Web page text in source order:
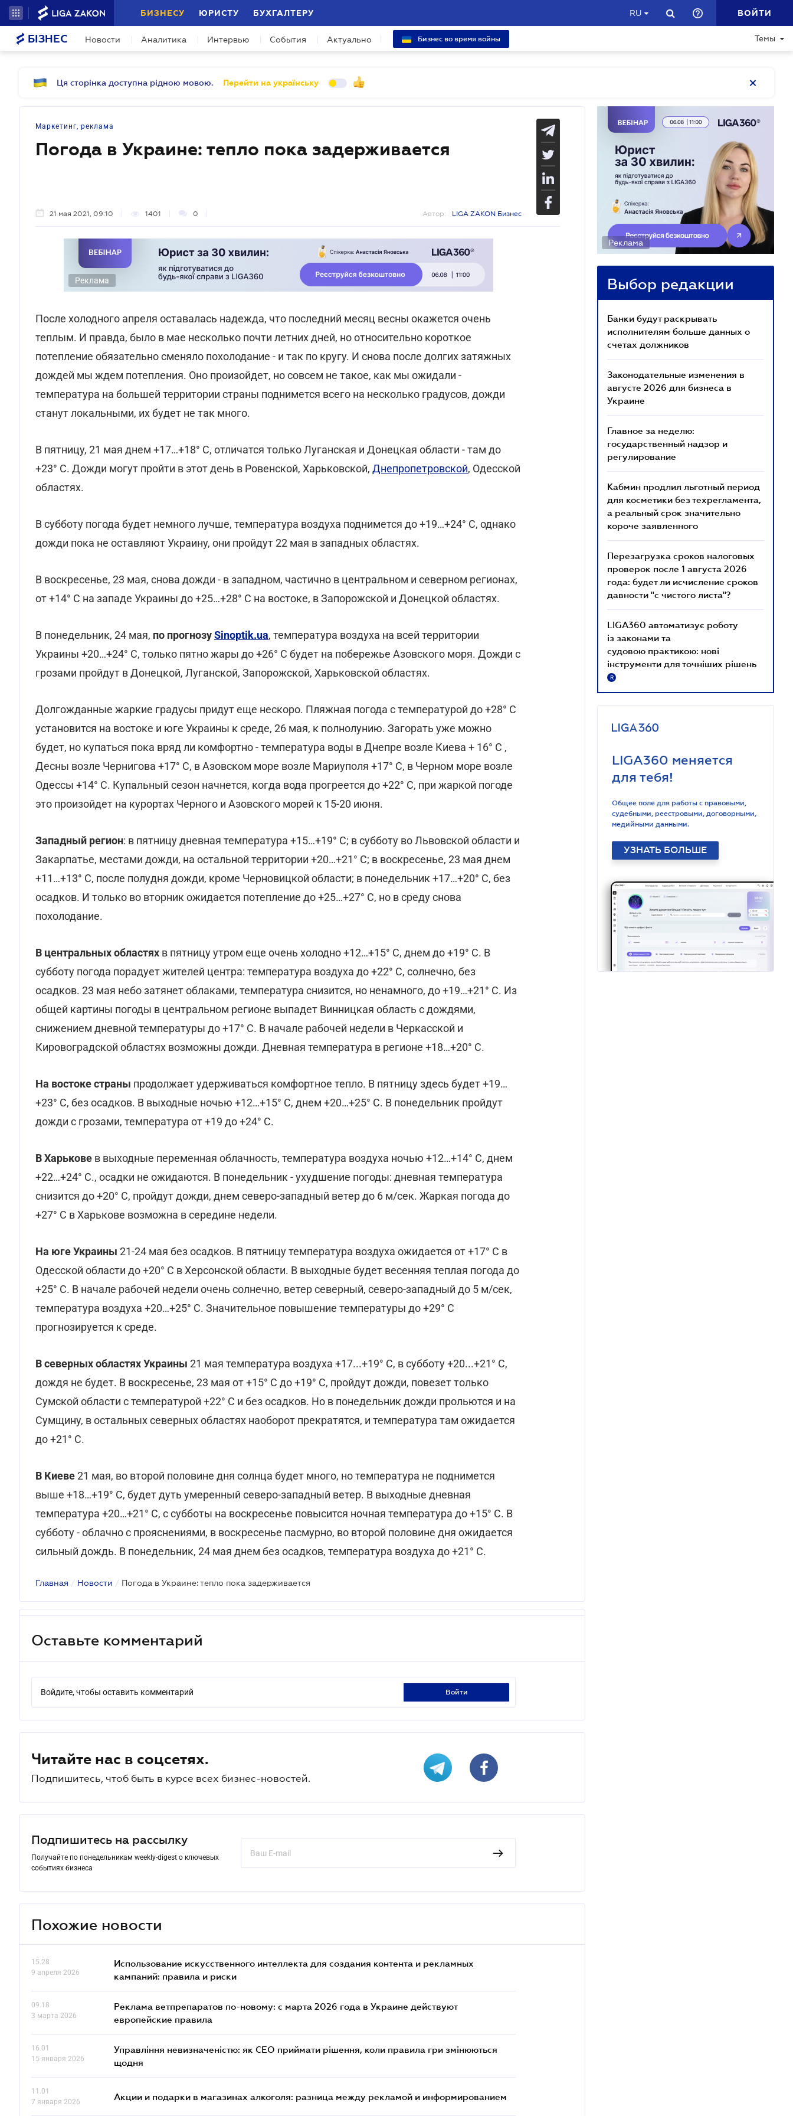
БИЗНЕСУ ЮРИСТУ БУХГАЛТЕРУ RU ВОЙТИ
БІЗНЕС Новости Аналитика Интервью События Актуально Бизнес во время войны Темы
Ця сторінка доступна рідною мовою. Перейти на українську
Маркетинг, реклама
Погода в Украине: тепло пока задерживается
21 мая 2021, 09:10 1401 0 Автор: LIGA ZAKON Бизнес
Реклама
После холодного апреля оставалась надежда, что последний месяц весны окажется очень
теплым. И правда, было в мае несколько почти летних дней, но относительно короткое
потепление обязательно сменяло похолодание - и так по кругу. И снова после долгих затяжных
дождей мы ждем потепления. Оно произойдет, но совсем не такое, как мы ожидали -
температура на большей территории страны поднимется всего на несколько градусов, дожди
станут локальными, их будет не так много.
В пятницу, 21 мая днем +17…+18° С, отличатся только Луганская и Донецкая области - там до
+23° С. Дожди могут пройти в этот день в Ровенской, Харьковской, Днепропетровской, Одесской
областях.
В субботу погода будет немного лучше, температура воздуха поднимется до +19…+24° С, однако
дожди пока не оставляют Украину, они пройдут 22 мая в западных областях.
В воскресенье, 23 мая, снова дожди - в западном, частично в центральном и северном регионах,
от +14° С на западе Украины до +25…+28° С на востоке, в Запорожской и Донецкой областях.
В понедельник, 24 мая, по прогнозуSinoptik.ua, температура воздуха на всей территории
Украины +20…+24° С, только пятно жары до +26° С будет на побережье Азовского моря. Дожди с
грозами пройдут в Донецкой, Луганской, Запорожской, Харьковской областях.
Долгожданные жаркие градусы придут еще нескоро. Пляжная погода с температурой до +28° С
установится на востоке и юге Украины к среде, 26 мая, к полнолунию. Загорать уже можно
будет, но купаться пока вряд ли комфортно - температура воды в Днепре возле Киева + 16° С ,
Десны возле Чернигова +17° С, в Азовском море возле Мариуполя +17° С, в Черном море возле
Одессы +14° С. Купальный сезон начнется, когда вода прогреется до +22° С, при жаркой погоде
это произойдет на курортах Черного и Азовского морей к 15-20 июня.
Западный регион: в пятницу дневная температура +15…+19° С; в субботу во Львовской области и
Закарпатье, местами дожди, на остальной территории +20…+21° С; в воскресенье, 23 мая днем
+11…+13° С, после полудня дожди, кроме Черновицкой области; в понедельник +17…+20° С, без
осадков. И только во вторник ожидается потепление до +25…+27° С, но в среду снова
похолодание.
В центральных областях в пятницу утром еще очень холодно +12…+15° С, днем до +19° С. В
субботу погода порадует жителей центра: температура воздуха до +22° С, солнечно, без
осадков. 23 мая небо затянет облаками, температура снизится, но ненамного, до +19…+21° С. Из
общей картины погоды в центральном регионе выпадет Винницкая область с дождями,
снижением дневной температуры до +17° С. В начале рабочей недели в Черкасской и
Кировоградской областях возможны дожди. Дневная температура в регионе +18…+20° С.
На востоке страны продолжает удерживаться комфортное тепло. В пятницу здесь будет +19…
+23° С, без осадков. В выходные ночью +12…+15° С, днем +20…+25° С. В понедельник пройдут
дожди с грозами, температура от +19 до +24° С.
В Харькове в выходные переменная облачность, температура воздуха ночью +12…+14° С, днем
+22…+24° С., осадки не ожидаются. В понедельник - ухудшение погоды: дневная температура
снизится до +20° С, пройдут дожди, днем северо-западный ветер до 6 м/сек. Жаркая погода до
+27° С в Харькове возможна в середине недели.
На юге Украины 21-24 мая без осадков. В пятницу температура воздуха ожидается от +17° С в
Одесской области до +20° С в Херсонской области. В выходные будет весенняя теплая погода до
+25° С. В начале рабочей недели очень солнечно, ветер северный, северо-западный до 5 м/сек,
температура воздуха +20…+25° С. Значительное повышение температуры до +29° С
прогнозируется к среде.
В северных областях Украины 21 мая температура воздуха +17...+19° С, в субботу +20...+21° С,
дождя не будет. В воскресенье, 23 мая от +15° С до +19° С, пройдут дожди, повезет только
Сумской области с температурой +22° С и без осадков. Но в понедельник дожди прольются и на
Сумщину, в остальных северных областях наоборот прекратятся, и температура там ожидается
до +21° С.
В Киеве21 мая, во второй половине дня солнца будет много, но температура не поднимется
выше +18…+19° С, будет дуть умеренный северо-западный ветер. В выходные дневная
температура +20…+21° С, с субботы на воскресенье повысится ночная температура до +15° С. В
субботу - облачно с прояснениями, в воскресенье пасмурно, во второй половине дня ожидается
сильный дождь. В понедельник, 24 мая днем без осадков, температура воздуха до +21° С.
Главная / Новости / Погода в Украине: тепло пока задерживается
Оставьте комментарий
Войдите, чтобы оставить комментарий войти
Читайте нас в соцсетях.
Подпишитесь, чтоб быть в курсе всех бизнес-новостей.
Подпишитесь на рассылку
Получайте по понедельникам weekly-digest о ключевых
событиях бизнеса
Похожие новости
15.28
9 апреля 2026
Использование искусственного интеллекта для создания контента и рекламных
кампаний: правила и риски
09.18
3 марта 2026
Реклама ветпрепаратов по-новому: с марта 2026 года в Украине действуют
европейские правила
16.01
15 января 2026
Управління невизначеністю: як СЕО приймати рішення, коли правила гри змінюються
щодня
11.01
7 января 2026
Акции и подарки в магазинах алкоголя: разница между рекламой и информированием
Реклама
Выбор редакции
Банки будут раскрывать
исполнителям больше данных о
счетах должников
Законодательные изменения в
августе 2026 для бизнеса в
Украине
Главное за неделю:
государственный надзор и
регулирование
Кабмин продлил льготный период
для косметики без техрегламента,
а реальный срок значительно
короче заявленного
Перезагрузка сроков налоговых
проверок после 1 августа 2026
года: будет ли исчисление сроков
давности "с чистого листа"?
LIGA360 автоматизує роботу
із законами та
судовою практикою: нові
інструменти для точніших рішень
R
LIGA360 меняется
для тебя!
Общее поле для работы с правовыми,
судебными, реестровыми, договорными,
медийными данными.
УЗНАТЬ БОЛЬШЕ